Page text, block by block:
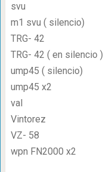
svu
m1 svu ( silencio)
TRG- 42
TRG- 42 ( en silencio )
ump45 ( silencio)
ump45 x2
val
Vintorez
VZ- 58
wpn FN2000 x2